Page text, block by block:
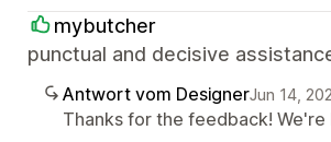
mybutcher
punctual and decisive
Antwort vom DesignerJun 14,
Thanks for the feedback!